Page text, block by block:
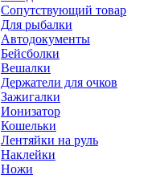
Сопутствующий товар
Для рыбалки
Автодокументы
Бейсболки
Вешалки
Держатели для очков
Зажигалки
Ионизатор
Кошельки
Лентяйки на руль
Наклейки
Ножи